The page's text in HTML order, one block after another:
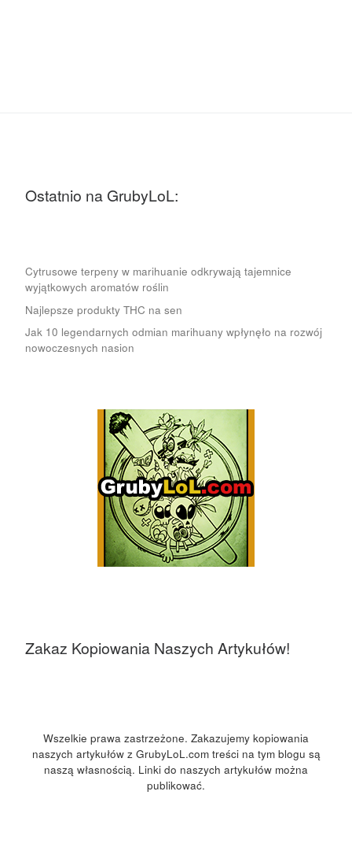
Ostatnio na GrubyLoL:
Cytrusowe terpeny w marihuanie odkrywają tajemnice
wyjątkowych aromatów roślin
Najlepsze produkty THC na sen
Jak 10 legendarnych odmian marihuany wpłynęło na rozwój
nowoczesnych nasion
Zakaz Kopiowania Naszych Artykułów!
Wszelkie prawa zastrzeżone. Zakazujemy kopiowania
naszych artykułów z GrubyLoL.com treści na tym blogu są
naszą własnością. Linki do naszych artykułów można
publikować.